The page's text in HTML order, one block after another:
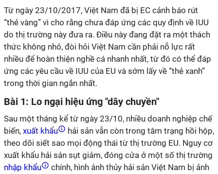
Từ ngày 23/10/2017, Việt Nam đã bị EC cảnh báo rút
“thẻ vàng” vì cho rằng chưa đáp ứng các quy định về IUU
do thị trường này đưa ra. Điều này đang đặt ra một thách
thức không nhỏ, đòi hỏi Việt Nam cần phải nỗ lực rất
nhiều để hoàn thiện nghề cá nhanh nhất, từ đó có thể đáp
ứng các yêu cầu về IUU của EU và sớm lấy về “thẻ xanh”
trong thời gian ngắn nhất.
Bài 1: Lo ngại hiệu ứng "dây chuyền"
Sau một tháng kể từ ngày 23/10, nhiều doanh nghiệp chế
biến, xuất khẩu
hải sản vẫn còn trong tâm trạng hồi hộp,
theo dõi siết sao mọi động thái từ thị trường EU. Nguy cơ
xuất khẩu hải sản sụt giảm, đóng cửa ở một số thị trường
nhập khẩu
chính, hình ảnh thủy hải sản Việt Nam bị ảnh